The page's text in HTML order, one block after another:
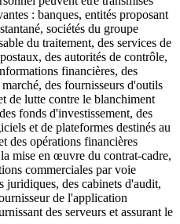
: banques, entités proposant
sociétés du groupe
du traitement, des services de
des autorités de contrôle,
financières, des
des fournisseurs d'outils
de lutte contre le blanchiment
fonds d'investissement, des
et de plateformes destinés au
des opérations financières
mise en œuvre du contrat-cadre,
commerciales par voie
juridiques, des cabinets d'audit,
de l'application
des serveurs et assurant le